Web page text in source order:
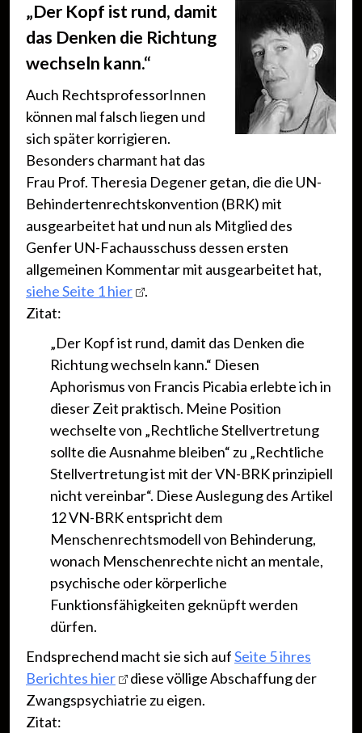
„Der Kopf ist rund, damit
das Denken die Richtung
wechseln kann.“
Auch RechtsprofessorInnen
können mal falsch liegen und
sich später korrigieren.
Besonders charmant hat das
Frau Prof. Theresia Degener getan, die die UN-
Behindertenrechtskonvention (BRK) mit
ausgearbeitet hat und nun als Mitglied des
Genfer UN-Fachausschuss dessen ersten
allgemeinen Kommentar mit ausgearbeitet hat,
siehe Seite 1 hier
.
Zitat:
„Der Kopf ist rund, damit das Denken die
Richtung wechseln kann.“ Diesen
Aphorismus von Francis Picabia erlebte ich in
dieser Zeit praktisch. Meine Position
wechselte von „Rechtliche Stellvertretung
sollte die Ausnahme bleiben“ zu „Rechtliche
Stellvertretung ist mit der VN-BRK prinzipiell
nicht vereinbar“. Diese Auslegung des Artikel
12 VN-BRK entspricht dem
Menschenrechtsmodell von Behinderung,
wonach Menschenrechte nicht an mentale,
psychische oder körperliche
Funktionsfähigkeiten geknüpft werden
dürfen.
Endsprechend macht sie sich aufSeite 5 ihres
Berichtes hier
diese völlige Abschaffung der
Zwangspsychiatrie zu eigen.
Zitat: